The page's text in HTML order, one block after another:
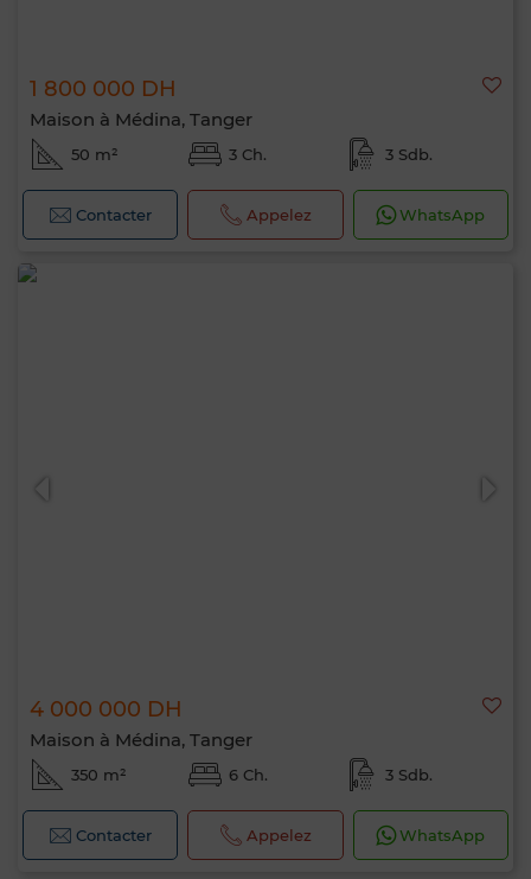
1 800 000 DH
Maison à Médina, Tanger
50 m² 3 Ch. 3 Sdb.
Contacter Appelez WhatsApp
4 000 000 DH
Maison à Médina, Tanger
350 m² 6 Ch. 3 Sdb.
Contacter Appelez WhatsApp